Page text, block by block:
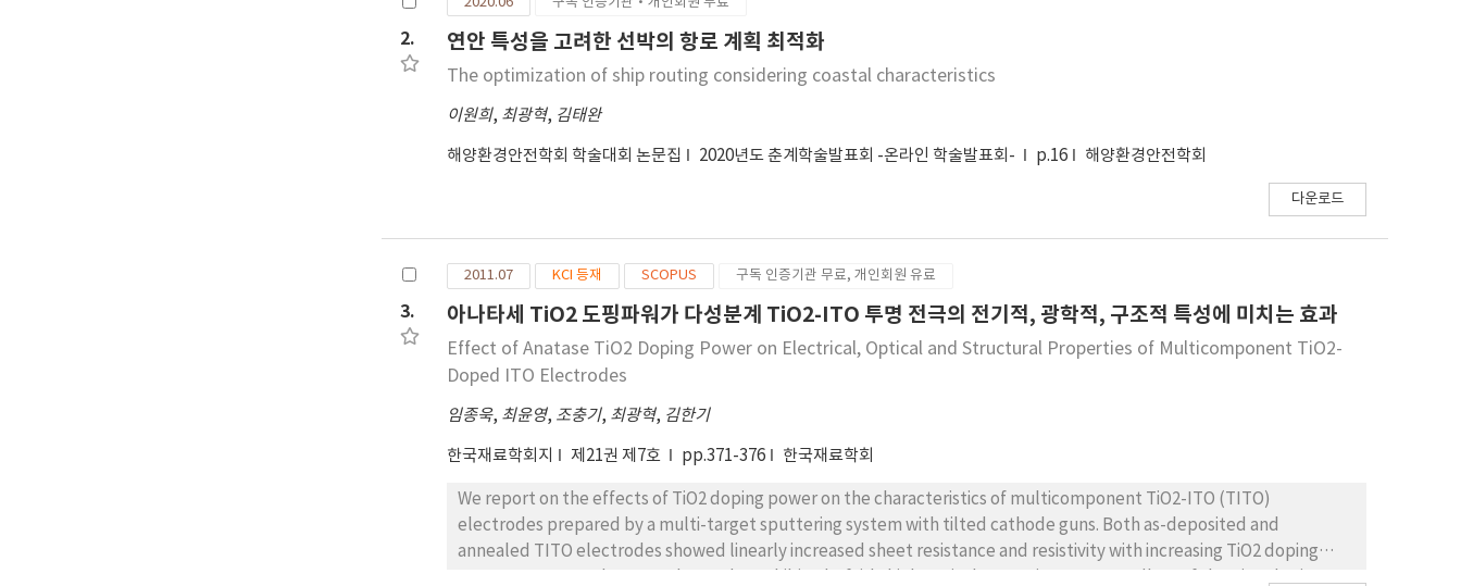
2. 연안 특성을 고려한 선박의 항로 계획 최적화
The optimization of ship routing considering coastal characteristics
이원희, 최광혁, 김태완
해양환경안전학회 학술대회 논문집 2020년도 춘계학술발표회 -온라인 학술발표회- p.16 해양환경안전학회
다운로드
3.
2011.07 KCI 등재 SCOPUS 구독 인증기관 무료, 개인회원 유료
아나타세 TiO2 도핑파워가 다성분계 TiO2-ITO 투명 전극의 전기적, 광학적, 구조적 특성에 미치는 효과
Effect of Anatase TiO2 Doping Power on Electrical, Optical and Structural Properties of Multicomponent TiO2-
Doped ITO Electrodes
임종욱, 최윤영, 조충기, 최광혁, 김한기
한국재료학회지 제21권 제7호 pp.371-376 한국재료학회
We report on the effects of TiO2 doping power on the characteristics of multicomponent TiO2-ITO (TITO)
electrodes prepared by a multi-target sputtering system with tilted cathode guns. Both as-deposited and
annealed TITO electrodes showed linearly increased sheet resistance and resistivity with increasing TiO2 doping